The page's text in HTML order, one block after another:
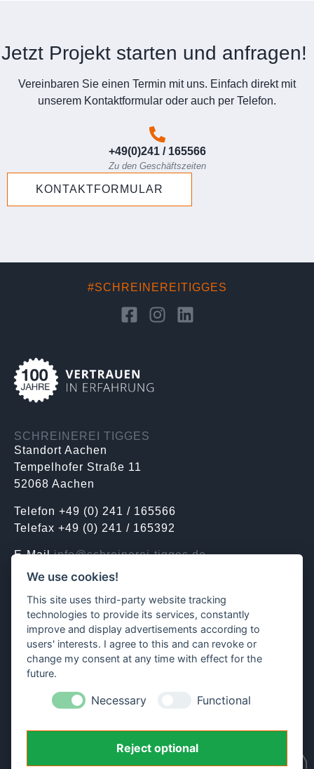
Jetzt Projekt starten und anfragen!
Vereinbaren Sie einen Termin mit uns. Einfach direkt mit
unserem Kontaktformular oder auch per Telefon.
+49(0)241 / 165566
Zu den Geschäftszeiten
KONTAKTFORMULAR
#SCHREINEREITIGGES
SCHREINEREI TIGGES
Standort Aachen
Tempelhofer Straße 11
52068 Aachen
Telefon +49 (0) 241 / 165566
Telefax +49 (0) 241 / 165392
E-Mailinfo@schreinerei-tigges.de
Kontakt | Termine
ÖFFNUNGSZEITEN
Mo. bis Do. 07.30 – 16.30 Uhr
Fr. 07.30 – 13.30 Uhr
We use cookies!
This site uses third-party website tracking
technologies to provide its services, constantly
improve and display advertisements according to
users' interests. I agree to this and can revoke or
change my consent at any time with effect for the
future.
Necessary Functional
Reject optional